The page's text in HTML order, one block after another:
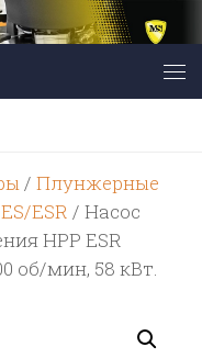
/ Плунжерные
ESR / Насос
HPP ESR
об/мин, 58 кВт.